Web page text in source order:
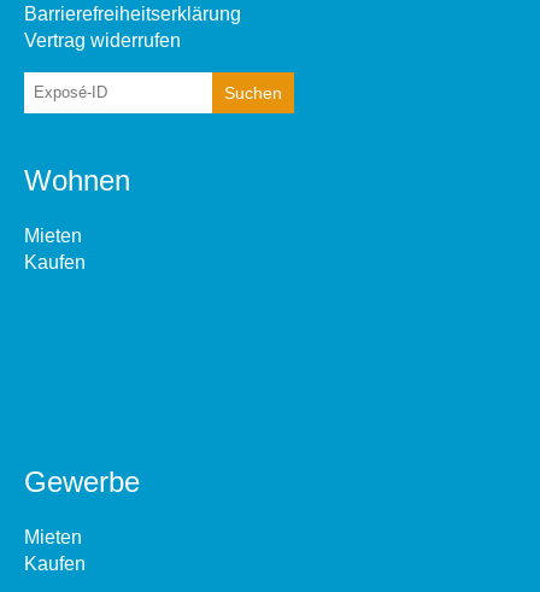
Barrierefreiheitserklärung
Vertrag widerrufen
Wohnen
Mieten
Kaufen
Gewerbe
Mieten
Kaufen